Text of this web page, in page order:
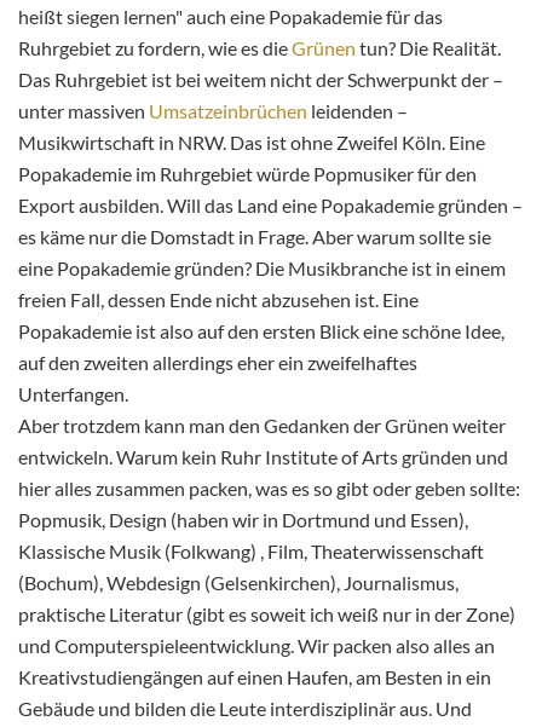
heißt siegen lernen" auch eine Popakademie für das
Ruhrgebiet zu fordern, wie es dieGrünen tun? Die Realität.
Das Ruhrgebiet ist bei weitem nicht der Schwerpunkt der –
unter massiven Umsatzeinbrüchen leidenden –
Musikwirtschaft in NRW. Das ist ohne Zweifel Köln. Eine
Popakademie im Ruhrgebiet würde Popmusiker für den
Export ausbilden. Will das Land eine Popakademie gründen –
es käme nur die Domstadt in Frage. Aber warum sollte sie
eine Popakademie gründen? Die Musikbranche ist in einem
freien Fall, dessen Ende nicht abzusehen ist. Eine
Popakademie ist also auf den ersten Blick eine schöne Idee,
auf den zweiten allerdings eher ein zweifelhaftes
Unterfangen.
Aber trotzdem kann man den Gedanken der Grünen weiter
entwickeln. Warum kein Ruhr Institute of Arts gründen und
hier alles zusammen packen, was es so gibt oder geben sollte:
Popmusik, Design (haben wir in Dortmund und Essen),
Klassische Musik (Folkwang) , Film, Theaterwissenschaft
(Bochum), Webdesign (Gelsenkirchen), Journalismus,
praktische Literatur (gibt es soweit ich weiß nur in der Zone)
und Computerspieleentwicklung. Wir packen also alles an
Kreativstudiengängen auf einen Haufen, am Besten in ein
Gebäude und bilden die Leute interdisziplinär aus. Und